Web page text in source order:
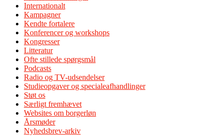
Internationalt
Kampagner
Kendte fortalere
Konferencer og workshops
Kongresser
Litteratur
Ofte stillede spørgsmål
Podcasts
Radio og TV-udsendelser
Studieopgaver og specialeafhandlinger
Støt os
Særligt fremhævet
Websites om borgerløn
Årsmøder
Nyhedsbrev-arkiv